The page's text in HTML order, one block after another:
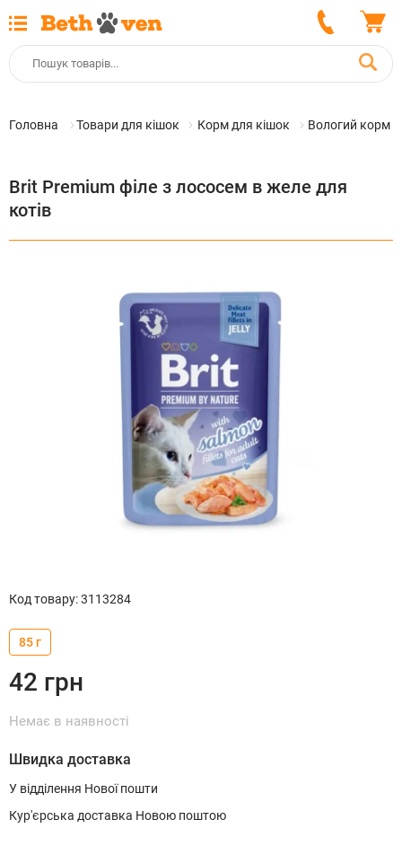
Головна Товари для кішок Корм для кішок Вологий корм
Brit Premium філе з лососем в желе для
котів
Код товару:3113284
85 г
42 грн
Немає в наявності
Швидка доставка
У відділення Нової пошти
Кур'єрська доставка Новою поштою